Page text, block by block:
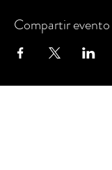
Compartir evento